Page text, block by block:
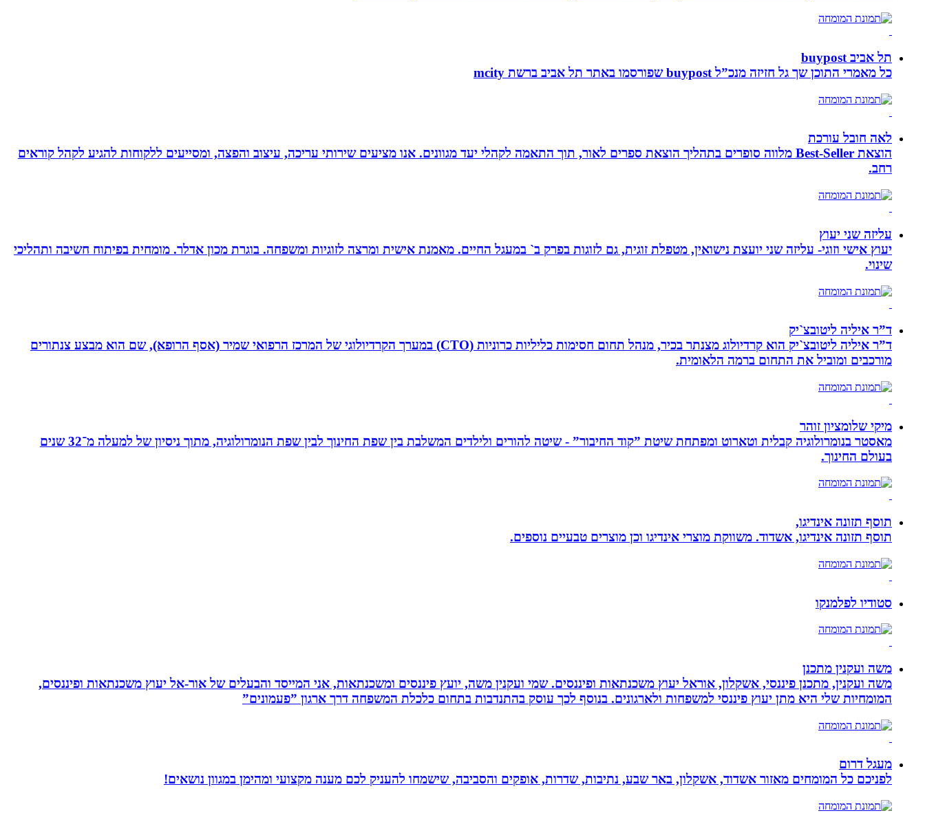
תל אביב buypost
כל מאמרי התוכן שך גל חזיזה מנכ”ל buypost שפורסמו באתר תל אביב ברשת mcity
לאה חובל עורכת
הוצאת Best-Seller מלווה סופרים בתהליך הוצאת ספרים לאור, תוך התאמה לקהלי יעד מגוונים. אנו מציעים שירותי עריכה, עיצוב והפצה, ומסייעים ללקוחות להגיע לקהל קוראים
רחב.
עליזה שני יעוץ
יעוץ אישי וזוגי- עליזה שני יועצת נישואין, מטפלת זוגית, גם לזוגות בפרק ב` במעגל החיים. מאמנת אישית ומרצה לזוגיות ומשפחה. בוגרת מכון אדלר. מומחית בפיתוח חשיבה ותהליכי
שינוי.
ד”ר איליה ליטובצ`יק
ד”ר איליה ליטובצ`יק הוא קרדיולוג מצנתר בכיר, מנהל תחום חסימות כליליות כרוניות (CTO) במערך הקרדיולוגי של המרכז הרפואי שמיר (אסף הרופא), שם הוא מבצע צנתורים
מורכבים ומוביל את התחום ברמה הלאומית.
מיקי שלומציון זוהר
מאסטר בנומרולוגיה קבלית וטארוט ומפתחת שיטת ”קוד החיבור” - שיטה להורים ולילדים המשלבת בין שפת החינוך לבין שפת הנומרולוגיה, מתוך ניסיון של למעלה מ־32 שנים
בעולם החינוך.
תוסף תזונה אינדיגו,
תוסף תזונה אינדיגו, אשדוד. משווקת מוצרי אינדיגו וכן מוצרים טבעיים נוספים.
סטודיו לפלמנקו
משה ועקנין מתכנן
משה ועקנין, מתכנן פיננסי, אשקלון, אוראל יעוץ משכנתאות ופיננסים. שמי ועקנין משה, יועץ פיננסים ומשכנתאות, אני המייסד והבעלים של אור-אל יעוץ משכנתאות ופיננסים,
המומחיות שלי היא מתן יעוץ פיננסי למשפחות ולארגונים. בנוסף לכך עוסק בהתנדבות בתחום כלכלת המשפחה דרך ארגון ”פעמונים”
מעגל דרום
לפניכם כל המומחים מאזור אשדוד, אשקלון, באר שבע, נתיבות, שדרות, אופקים והסביבה, שישמחו להעניק לכם מענה מקצועי ומהימן במגוון נושאים!